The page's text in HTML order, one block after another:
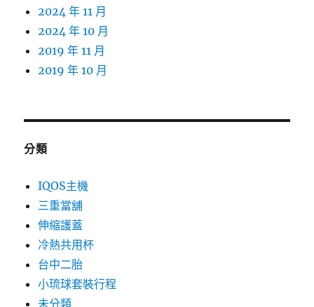
2024 年 11 月
2024 年 10 月
2019 年 11 月
2019 年 10 月
分類
IQOS主機
三重當舖
伸縮護蓋
冷熱共用杯
台中二胎
小琉球套裝行程
未分類